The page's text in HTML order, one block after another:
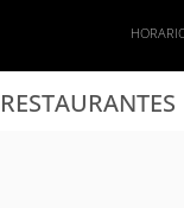
RESTAURANTES